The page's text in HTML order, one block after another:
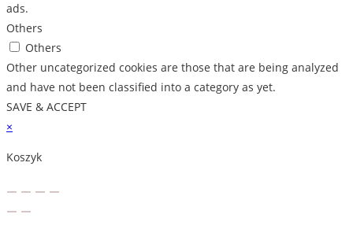
ads.
Others
Others
Other uncategorized cookies are those that are being analyzed
and have not been classified into a category as yet.
SAVE & ACCEPT
×
Koszyk